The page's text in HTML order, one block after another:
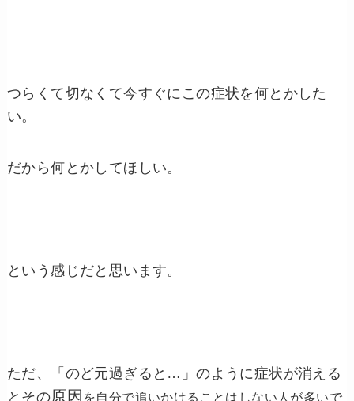
つらくて切なくて今すぐにこの症状を何とかした
い。
だから何とかしてほしい。
という感じだと思います。
ただ、「のど元過ぎると…」のように症状が消える
とその原因 を自分で追いかけることはしない人が多いで